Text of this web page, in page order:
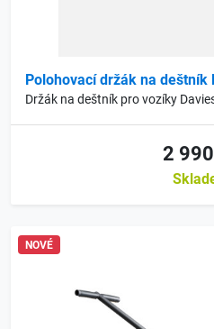
Polohovací držák na deštník
Držák na deštník pro vozíky
2
NOVÉ